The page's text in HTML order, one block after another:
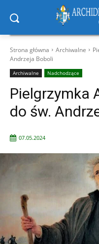
Strona główna Archiwalne
Andrzeja Boboli
Archiwalne Nadchodzące
Pielgrzymka
do św.
07.05.2024